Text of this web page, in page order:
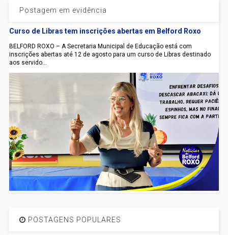
Postagem em evidência
Curso de Libras tem inscrições abertas em Belford Roxo
BELFORD ROXO – A Secretaria Municipal de Educação está com
inscrições abertas até 12 de agosto para um curso de Libras destinado
aos servido...
POSTAGENS POPULARES